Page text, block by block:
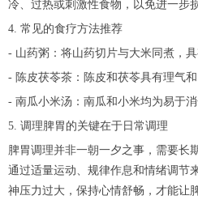
冷、过热或刺激性食物，以免进一步
4. 常见的食疗方法推荐
- 山药粥：将山药切片与大米同煮，具
- 陈皮茯苓茶：陈皮和茯苓具有理气
- 南瓜小米汤：南瓜和小米均为易于
5. 调理脾胃的关键在于日常调理
脾胃调理并非一朝一夕之事，需要长
通过适量运动、规律作息和情绪调节
神压力过大，保持心情舒畅，才能让